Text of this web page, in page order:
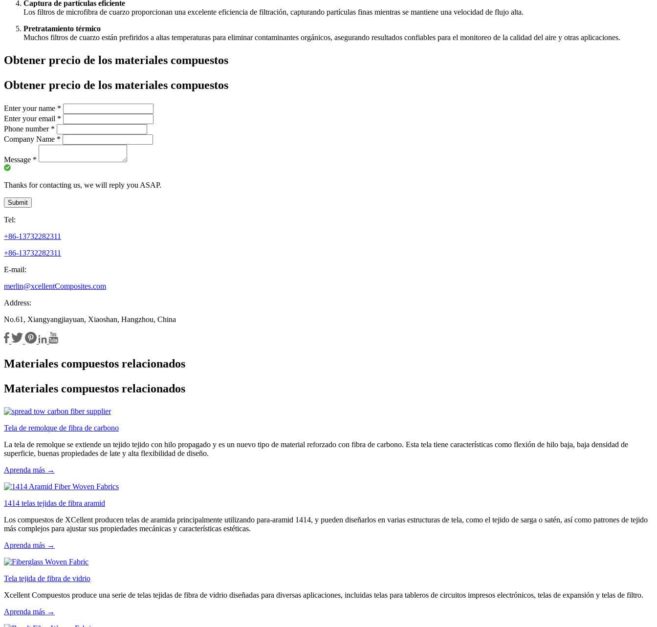
Captura de partículas eficiente
Los filtros de microfibra de cuarzo proporcionan una excelente eficiencia de filtración, capturando partículas finas mientras se mantiene una velocidad de flujo alta.
Pretratamiento térmico
Muchos filtros de cuarzo están prefiridos a altas temperaturas para eliminar contaminantes orgánicos, asegurando resultados confiables para el monitoreo de la calidad del aire y otras aplicaciones.
Obtener precio de los materiales compuestos
Obtener precio de los materiales compuestos
Enter your name *
Enter your email *
Phone number *
Company Name *
Message *
Thanks for contacting us, we will reply you ASAP.
Submit
Tel:
+86-13732282311
+86-13732282311
E-mail:
merlin@xcellentComposites.com
Address:
No.61, Xiangyangjiayuan, Xiaoshan, Hangzhou, China
Materiales compuestos relacionados
Materiales compuestos relacionados
Tela de remolque de fibra de carbono
La tela de remolque se extiende un tejido tejido con hilo propagado y es un nuevo tipo de material reforzado con fibra de carbono. Esta tela tiene características como flexión de hilo baja, baja densidad de
superficie, buenas propiedades de late y alta flexibilidad de diseño.
Aprenda más →
1414 telas tejidas de fibra aramid
Los compuestos de XCellent producen telas de aramida principalmente utilizando para-aramid 1414, y pueden diseñarlos en varias estructuras de tela, como el tejido de sarga o satén, así como patrones de tejido
más complejos para ajustar sus propiedades mecánicas y características estéticas.
Aprenda más →
Tela tejida de fibra de vidrio
Xcellent Compuestos produce una serie de telas tejidas de fibra de vidrio diseñadas para diversas aplicaciones, incluidas telas para tableros de circuitos impresos electrónicos, telas de expansión y telas de filtro.
Aprenda más →